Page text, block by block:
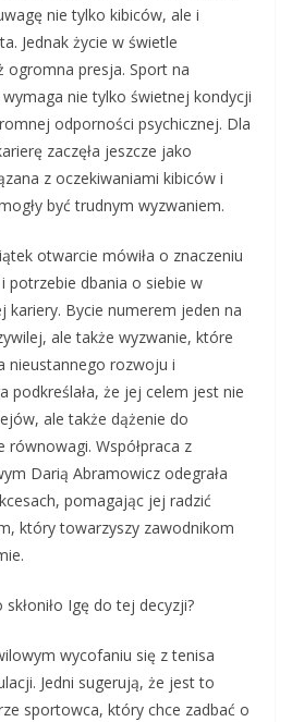
nie tylko kibiców, ale i
Jednak życie w świetle
presja. Sport na
nie tylko świetnej kondycji
odporności psychicznej. Dla
zaczęła jeszcze jako
z oczekiwaniami kibiców i
być trudnym wyzwaniem.
otwarcie mówiła o znaczeniu
potrzebie dbania o siebie w
kariery. Bycie numerem jeden na
ale także wyzwanie, które
nieustannego rozwoju i
podkreślała, że jej celem jest nie
ale także dążenie do
równowagi. Współpraca z
Darią Abramowicz odegrała
pomagając jej radzić
który towarzyszy zawodnikom
Igę do tej decyzji?
wycofaniu się z tenisa
Jedni sugerują, że jest to
sportowca, który chce zadbać o